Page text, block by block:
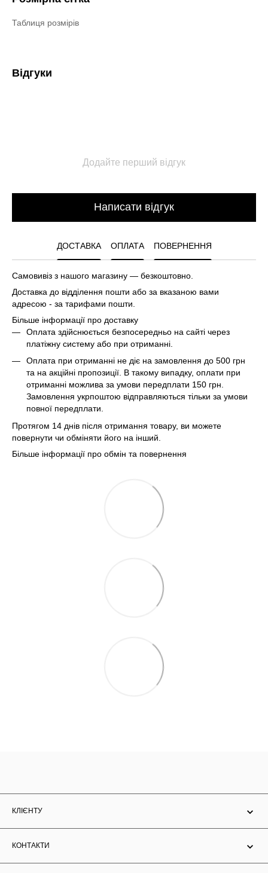
Таблиця розмірів
Відгуки
Додайте перший відгук
Написати відгук
ДОСТАВКА ОПЛАТА ПОВЕРНЕННЯ
Самовивіз з нашого магазину — безкоштовно.
Доставка до відділення пошти або за вказаною вами
адресою - за тарифами пошти.
Більше інформації про доставку
Оплата здійснюється безпосередньо на сайті через
платіжну систему або при отриманні.
Оплата при отриманні не діє на замовлення до 500 грн
та на акційні пропозиції. В такому випадку, оплати при
отриманні можлива за умови передплати 150 грн.
Замовлення укрпоштою відправляються тільки за умови
повної передплати.
Протягом 14 днів після отримання товару, ви можете
повернути чи обміняти його на інший.
Більше інформації про обмін та повернення
КЛІЄНТУ
КОНТАКТИ